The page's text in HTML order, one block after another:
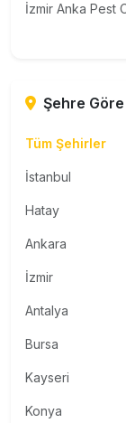
Şehre Göre
Tüm Şehirler
İstanbul
Hatay
Ankara
İzmir
Antalya
Bursa
Kayseri
Konya